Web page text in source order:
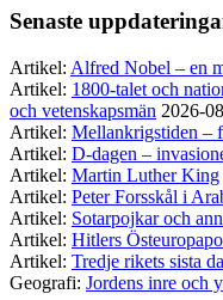
Senaste
Artikel: Alfred Nobel – en
Artikel: 1800-talet och
och vetenskapsmän 2026-
Artikel: Mellankrigstiden –
Artikel: D-dagen –
Artikel: Martin Luther King
Artikel: Peter Forsskål i
Artikel: Sotarpojkar och
Artikel: Hitlers
Artikel: Tredje rikets sista
Geografi: Jordens inre och